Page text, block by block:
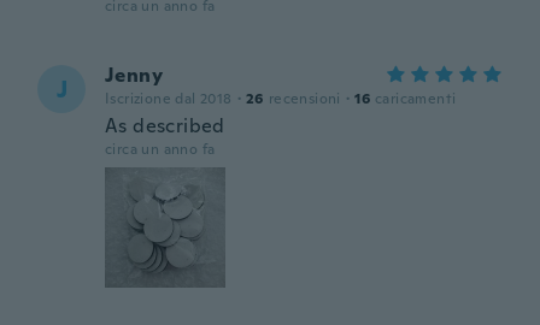
circa un anno fa
J Jenny
Iscrizione dal 2018 · 26 recensioni · 16 caricamenti
As described
circa un anno fa